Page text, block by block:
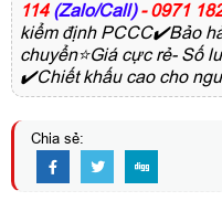
114 (Zalo/Call) - 0971
kiểm định PCCC✔️Bảo
chuyển⭐Giá cực rẻ- Số
✔️Chiết khấu cao cho
Chia sẻ: